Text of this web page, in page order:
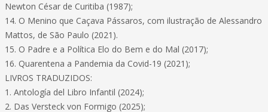
Newton César de Curitiba (1987);
14. O Menino que Caçava Pássaros, com ilustração de Alessandro
Mattos, de São Paulo (2021).
15. O Padre e a Política Elo do Bem e do Mal (2017);
16. Quarentena a Pandemia da Covid-19 (2021);
LIVROS TRADUZIDOS:
1. Antología del Libro Infantil (2024);
2. Das Versteck von Formigo (2025);